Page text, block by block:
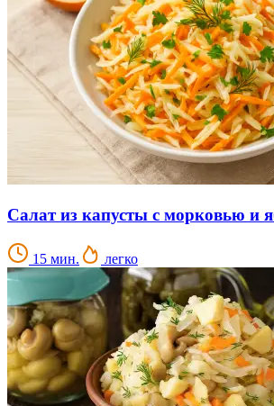
Салат из капусты с морковью и
15 мин. легко